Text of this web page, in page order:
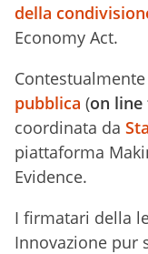
della
Economy Act.
pubblica (on line
coordinata da
piattaforma
Evidence.
I firmatari della
Innovazione pur